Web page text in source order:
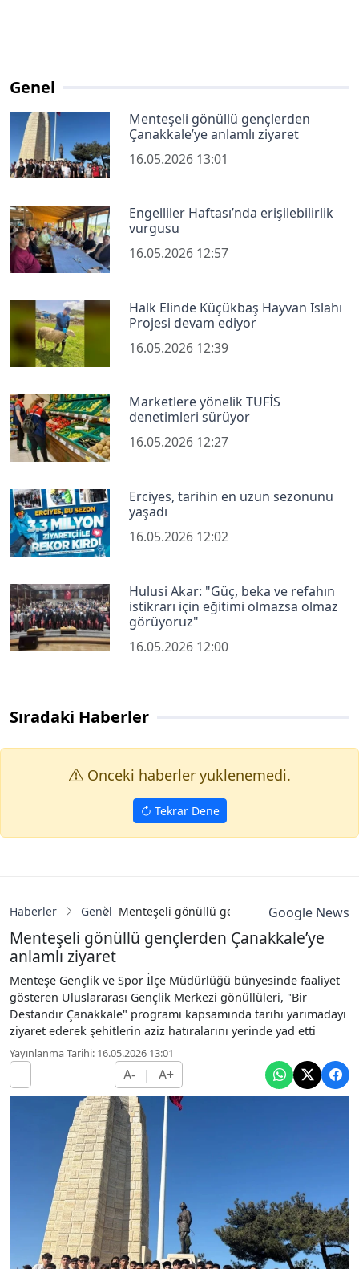
Genel
Menteşeli gönüllü gençlerden
Çanakkale’ye anlamlı ziyaret
16.05.2026 13:01
Engelliler Haftası’nda erişilebilirlik
vurgusu
16.05.2026 12:57
Halk Elinde Küçükbaş Hayvan Islahı
Projesi devam ediyor
16.05.2026 12:39
Marketlere yönelik TUFİS
denetimleri sürüyor
16.05.2026 12:27
Erciyes, tarihin en uzun sezonunu
yaşadı
16.05.2026 12:02
Hulusi Akar: "Güç, beka ve refahın
istikrarı için eğitimi olmazsa olmaz
görüyoruz"
16.05.2026 12:00
Sıradaki Haberler
Onceki haberler yuklenemedi.
Tekrar Dene
Haberler Genel Menteşeli gönüllü gençlerden Çanakkale’ye
Google News
Menteşeli gönüllü gençlerden Çanakkale’ye
anlamlı ziyaret
Menteşe Gençlik ve Spor İlçe Müdürlüğü bünyesinde faaliyet
gösteren Uluslararası Gençlik Merkezi gönüllüleri, "Bir
Destandır Çanakkale" programı kapsamında tarihi yarımadayı
ziyaret ederek şehitlerin aziz hatıralarını yerinde yad etti
Yayınlanma Tarihi: 16.05.2026 13:01
A- | A+